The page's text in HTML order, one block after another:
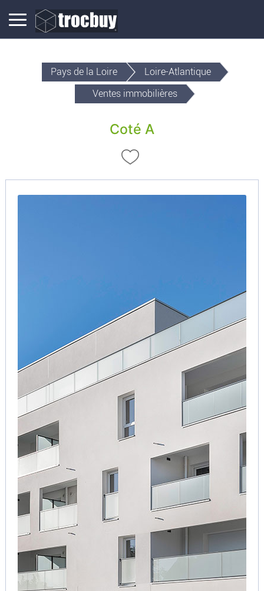
Pays de la Loire
Loire-Atlantique
Ventes immobilières
Coté A